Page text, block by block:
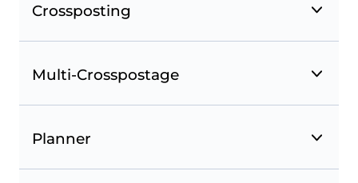
Favoris Instagram
Crossposting
Multi-Crosspostage
Planner